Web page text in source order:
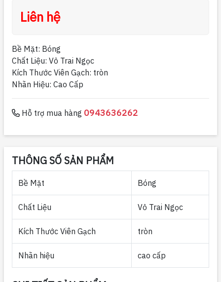
Liên hệ
Bề Mặt: Bóng
Chất Liệu: Vỏ Trai Ngọc
Kích Thước Viên Gạch: tròn
Nhãn Hiệu: Cao Cấp
Hỗ trợ mua hàng 0943636262
THÔNG SỐ SẢN PHẨM
Bề Mặt Bóng
Chất Liệu Vỏ Trai Ngọc
Kích Thước Viên Gạch tròn
Nhãn hiệu cao cấp